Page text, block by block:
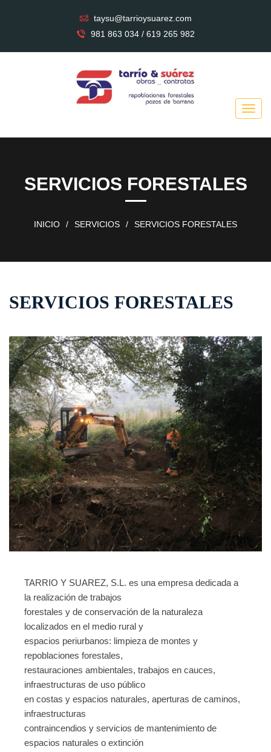
taysu@tarrioysuarez.com
981 863 034 / 619 265 982
SERVICIOS FORESTALES
INICIO / SERVICIOS / SERVICIOS FORESTALES
SERVICIOS FORESTALES
TARRIO Y SUAREZ, S.L. es una empresa dedicada a
la realización de trabajos
forestales y de conservación de la naturaleza
localizados en el medio rural y
espacios periurbanos: limpieza de montes y
repoblaciones forestales,
restauraciones ambientales, trabajos en cauces,
infraestructuras de uso público
en costas y espacios naturales, aperturas de caminos,
infraestructuras
contraincendios y servicios de mantenimiento de
espacios naturales o extinción